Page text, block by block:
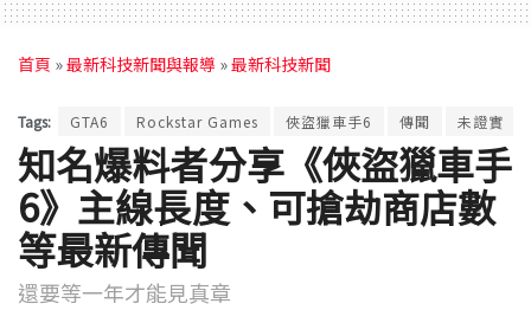
首頁 »最新科技新聞與報導 »最新科技新聞
Tags: GTA6 Rockstar Games 俠盜獵車手6 傳聞 未證實
知名爆料者分享《俠盜獵車手
6》主線長度、可搶劫商店數
等最新傳聞
還要等一年才能見真章